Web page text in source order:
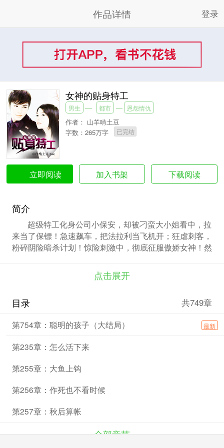
作品详情 登录
女神的贴身特工
男生 都市 恩怨情仇
作者： 山羊啃土豆
字数：265万字
已完结
立即阅读 加入书架 下载阅读
简介
超级特工化身公司小保安，却被刁蛮大小姐看中，拉
来当了保镖！急速飙车，把法拉利当飞机开；狂虐刺客，
粉碎阴险暗杀计划！惊险刺激中，彻底征服傲娇女神！然
魄的暗战即将上演！作为曾经的王牌特工，邵乐决定以杀
点击展开
目录 共749章
第754章：聪明的孩子（大结局） 最新
第235章：怎么活下来
第255章：大鱼上钩
第256章：作死也不看时候
第257章：秋后算帐
全部章节